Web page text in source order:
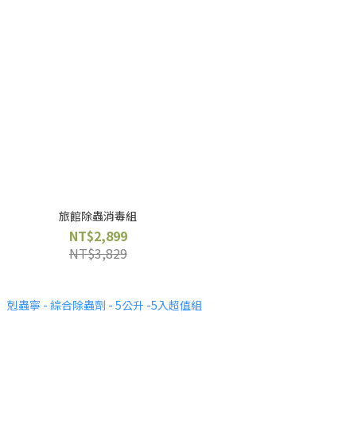
旅館除蟲消毒組
NT$2,899
NT$3,829